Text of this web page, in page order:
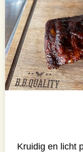
Kruidig en licht